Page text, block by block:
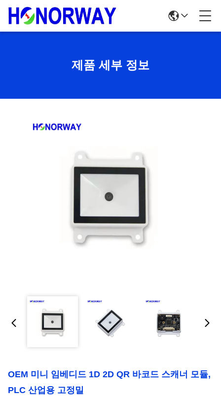
제품 세부 정보
OEM 미니 임베디드 1D 2D QR 바코드 스캐너 모듈,
PLC 산업용 고정밀